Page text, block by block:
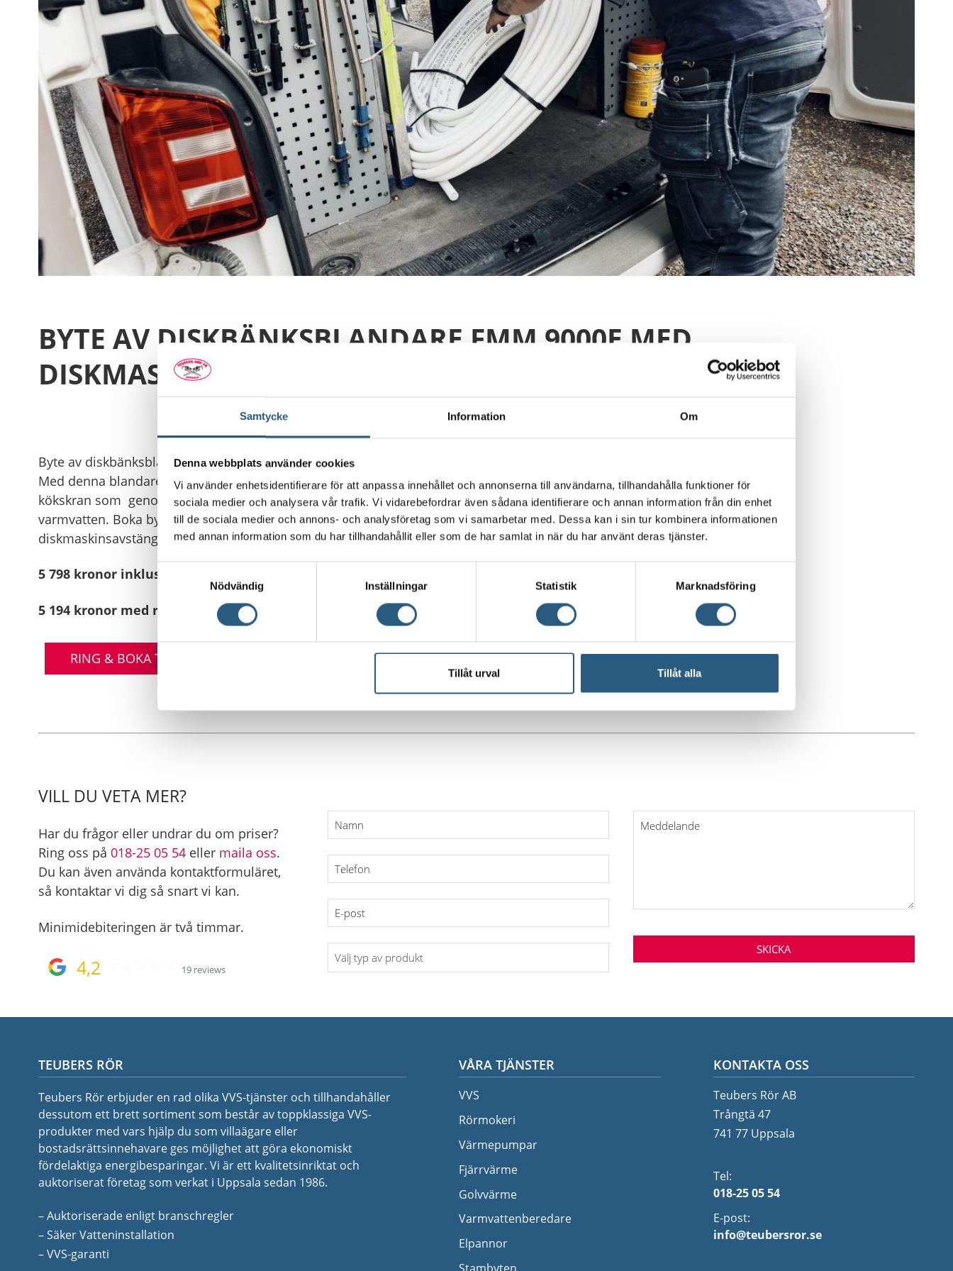
Samtycke Information Om
Denna webbplats använder cookies
Vi använder enhetsidentifierare för att anpassa innehållet och annonserna till användarna, tillhandahålla funktioner för
sociala medier och analysera vår trafik. Vi vidarebefordrar även sådana identifierare och annan information från din enhet
till de sociala medier och annons- och analysföretag som vi samarbetar med. Dessa kan i sin tur kombinera informationen
med annan information som du har tillhandahållit eller som de har samlat in när du har använt deras tjänster.
Samtyckesval
Nödvändig
Inställningar Statistik Marknadsföring
Tillåt urval Tillåt alla
BYTE AV DISKBÄNKSBLANDARE FMM 9000E MED
DISKMASKINSAVSTÄNGNING
Byte av diskbänksblandare FMM 9000E med diskmaskinsavstängning.
Med denna blandare från FM Mattsson får du en effektiv och hållbar
kökskran som genom sin kallstartsfunktion kan minska slöseriet på
varmvatten. Boka byte av diskbänksblandare från FMM med
diskmaskinsavstängning för en robust blandare som håller länge.
5 798 kronor inklusive moms
5 194 kronor med rotavdrag
RING & BOKA TJÄNSTEN BOKA TJÄNSTEN VIA MAIL
VILL DU VETA MER?
Har du frågor eller undrar du om priser?
Ring oss på 018-25 05 54eller maila oss.
Du kan även använda kontaktformuläret,
så kontaktar vi dig så snart vi kan.
Minimidebiteringen är två timmar.
4,2 19 reviews
post
av
TEUBERS RÖR
Teubers Rör erbjuder en rad olika VVS-tjänster och tillhandahåller
dessutom ett brett sortiment som består av toppklassiga VVS-
produkter med vars hjälp du som villaägare eller
bostadsrättsinnehavare ges möjlighet att göra ekonomiskt
fördelaktiga energibesparingar. Vi är ett kvalitetsinriktat och
auktoriserat företag som verkat i Uppsala sedan 1986.
– Auktoriserade enligt branschregler
– Säker Vatteninstallation
– VVS-garanti
VÅRA TJÄNSTER
VVS
Rörmokeri
Värmepumpar
Fjärrvärme
Golvvärme
Varmvattenberedare
Elpannor
KONTAKTA OSS
Teubers Rör AB
Trångtä 47
741 77 Uppsala
Tel:
018-25 05 54
E-post:
info@teubersror.se